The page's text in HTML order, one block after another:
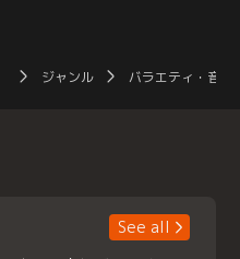
ジャンル バラエティ・音楽
See all